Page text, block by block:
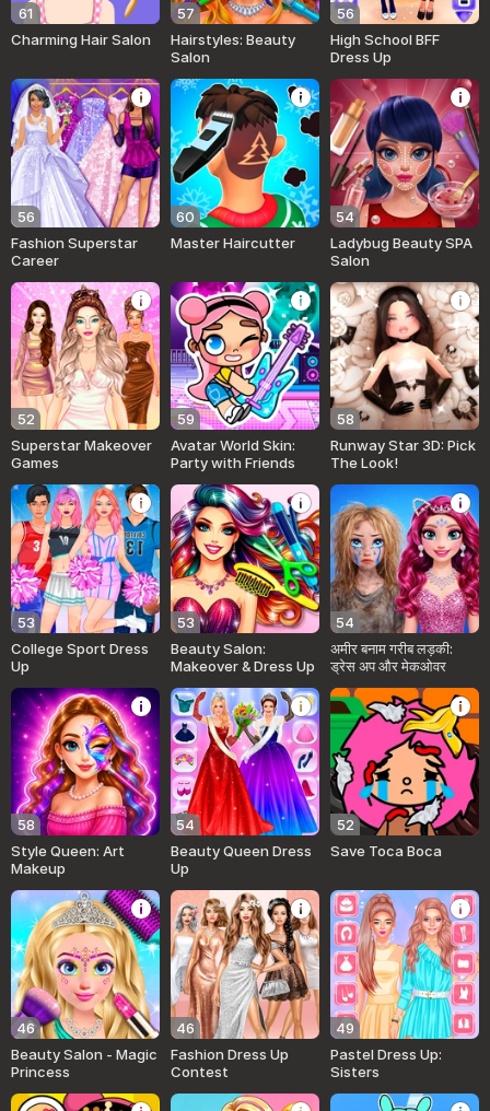
61
Charming Hair Salon
57
Hairstyles: Beauty
Salon
56
High School BFF
Dress Up
56
Fashion Superstar
Career
60
Master Haircutter
54
Ladybug Beauty SPA
Salon
52
Superstar Makeover
Games
59
Avatar World Skin:
Party with Friends
58
Runway Star 3D: Pick
The Look!
53
College Sport Dress
Up
53
Beauty Salon:
Makeover & Dress Up
54
अमीर बनाम गरीब लड़की:
ड्रेस अप और मेकओवर
58
Style Queen: Art
Makeup
54
Beauty Queen Dress
Up
52
Save Toca Boca
46
Beauty Salon - Magic
Princess
46
Fashion Dress Up
Contest
49
Pastel Dress Up:
Sisters